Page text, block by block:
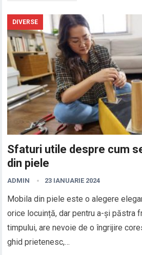
DIVERSE
Sfaturi utile despre cum
din piele
ADMIN 23 IANUARIE 2024
Mobila din piele este o alegere
orice locuință, dar pentru a-și păstra
timpului, are nevoie de o îngrijire
ghid prietenesc,…